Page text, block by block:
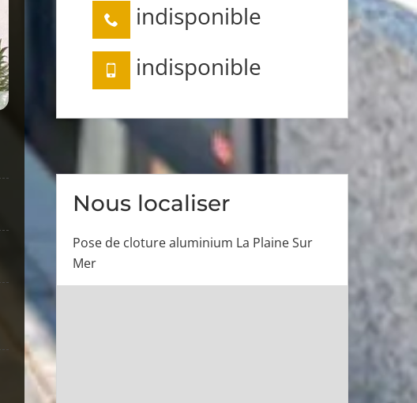
indisponible
indisponible
Nous localiser
Pose de cloture aluminium La Plaine Sur
Mer